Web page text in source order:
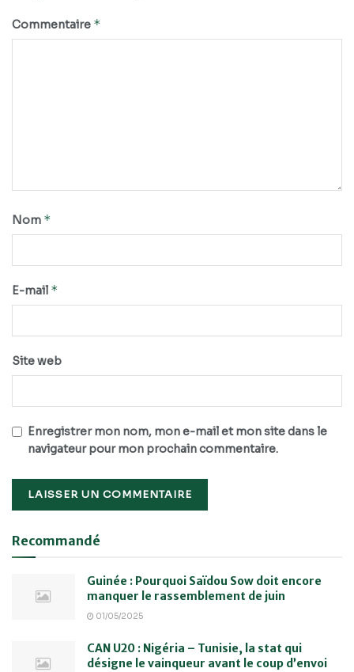
Commentaire *
Nom *
E-mail *
Site web
Enregistrer mon nom, mon e-mail et mon site dans le
navigateur pour mon prochain commentaire.
Recommandé
Guinée : Pourquoi Saïdou Sow doit encore
manquer le rassemblement de juin
01/05/2025
CAN U20 : Nigéria – Tunisie, la stat qui
désigne le vainqueur avant le coup d’envoi